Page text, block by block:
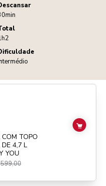
DE 4,7 L ARTISAN BY
TOPO
DE 4,7 L
YOU
ADD